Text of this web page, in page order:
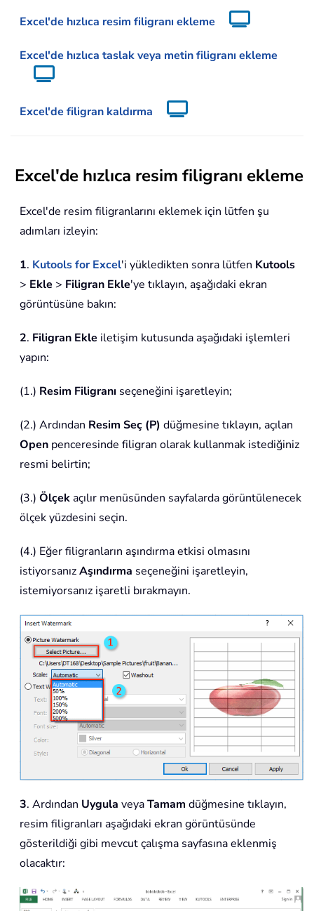
Excel'de hızlıca resim filigranı ekleme
Excel'de hızlıca taslak veya metin filigranı ekleme
Excel'de filigran kaldırma
Excel'de hızlıca resim filigranı ekleme
Excel'de resim filigranlarını eklemek için lütfen şu
adımları izleyin:
1. Kutools for Excel'i yükledikten sonra lütfen Kutools
> Ekle > Filigran Ekle'ye tıklayın, aşağıdaki ekran
görüntüsüne bakın:
2. Filigran Ekle iletişim kutusunda aşağıdaki işlemleri
yapın:
(1.) Resim Filigranı seçeneğini işaretleyin;
(2.) Ardından Resim Seç (P) düğmesine tıklayın, açılan
Open penceresinde filigran olarak kullanmak istediğiniz
resmi belirtin;
(3.) Ölçekaçılır menüsünden sayfalarda görüntülenecek
ölçek yüzdesini seçin.
(4.) Eğer filigranların aşındırma etkisi olmasını
istiyorsanızAşındırma seçeneğini işaretleyin,
istemiyorsanız işaretli bırakmayın.
3. Ardından Uygula veyaTamam düğmesine tıklayın,
resim filigranları aşağıdaki ekran görüntüsünde
gösterildiği gibi mevcut çalışma sayfasına eklenmiş
olacaktır: